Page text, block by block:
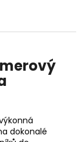
dokonalé